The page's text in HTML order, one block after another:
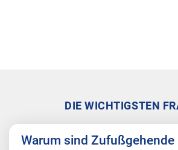
DIE WICHTIGSTEN
Warum sind Zufußgehende